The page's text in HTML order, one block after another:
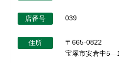
店番号 039
住所
〒665-0822
宝塚市安倉中